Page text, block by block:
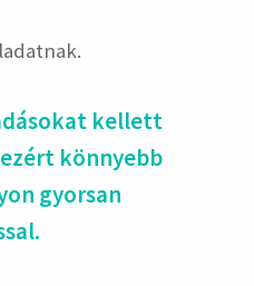
kellett
könnyebb
gyorsan